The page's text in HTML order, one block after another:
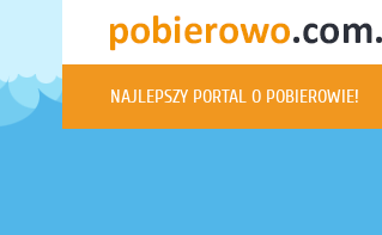
NAJLEPSZY PORTAL O POBIEROWIE!